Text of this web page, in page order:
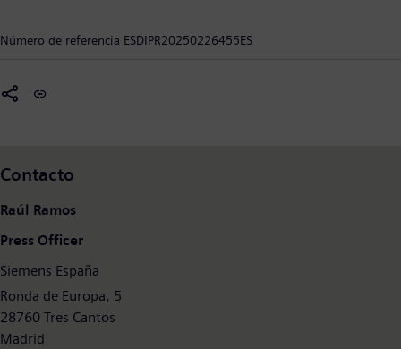
una empresa digital sostenible. Siemens Digital Industries
Número de referencia ESDIPR20250226455ES
Contacto
Raúl Ramos
Press Officer
Siemens España
Ronda de Europa, 5
28760 Tres Cantos
Madrid